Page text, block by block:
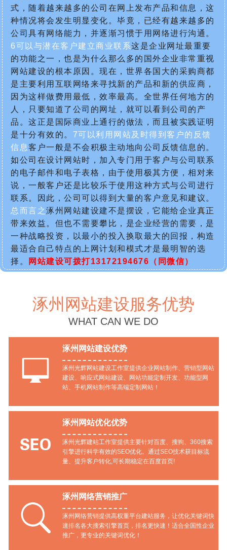
式，随着越来越多的公司在网上发布产品和信息，这
种情况将会发生明显变化。毕竟，已经有越来越多的
公司具有网络能力，并逐渐习惯于用网络进行沟通。
6可以与潜在客户建立商业联系这是企业网址最重要
的功能之一，也是为什么那么多的国外企业非常重视
网站建设的根本原因。现在，世界各国大的采购商都
是主要利用互联网络来寻找新的产品和新的供应商，
因为这样做费用最低，效率最高。全世界任何地方的
人，只要知道了公司的网址，就可以看到公司的产
品。这正是国际商业上通行的做法，而且被实践证明
是十分有效的。 7可以利用网站及时得到客户的反馈
信息客户一般是不会积极主动地向公司反馈信息的。
如公司在设计网站时，加入专门用于客户与公司联系
的电子邮件和电子表格，由于使用极其方便，相对来
说，一般客户还是比较乐于使用这种方式与公司进行
联系。因此，公司可以得到大量的客户意见和建议。
总而言之 涿州网站建设建不是摆设，它能给企业真正
带来效益。但也不需要攀比，是企业经营的需要，是
一种战略投资，以最小的投入换取最大的回报，构造
最适合自己特点的上网计划和模式才是最明智的选
择。
网站建设可拨打13172194676（同微信）
涿州网站建设服务优势
WHAT CAN WE DO

涿州网站建设优势
涿州光辉网站建设工作室提供企业网站制作、营销型网站
建设、响应式网站建设、网站功能定制开发、功能型网
站、手机网站制作等高端定制网站！

涿州网站优化优势
涿州光辉建站工作室提供主要针对百度、搜狗、360搜索
引擎进行科学有效的SEO优化。通过SEO技术获目标流
量、提升客户转化,可长期稳定在百度首页!

涿州网络营销推广
涿州网络营销提供高权重平台建站服务，让优化关键词快
速排名各大搜索引擎首页，排名更快速！适合全国性企业
推广，更专业的关键词优化！